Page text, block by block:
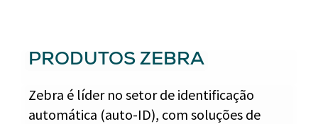
PRODUTOS ZEBRA
Zebra é líder no setor de identificação
automática (auto-ID), com soluções de